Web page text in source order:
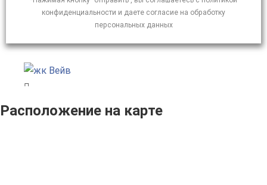
конфиденциальности и даете согласие на обработку
персональных данных
Расположение на карте